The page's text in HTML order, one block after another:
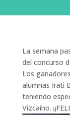
La semana
del concurso
Los
alumnas Irati
teniendo
Vizcaíno.